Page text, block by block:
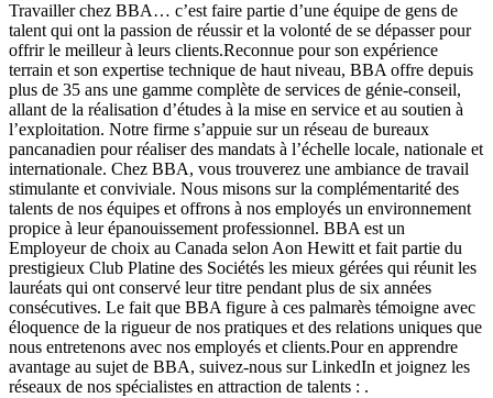
Travailler chez BBA… c’est faire partie d’une équipe de gens de
talent qui ont la passion de réussir et la volonté de se dépasser pour
offrir le meilleur à leurs clients.Reconnue pour son expérience
terrain et son expertise technique de haut niveau, BBA offre depuis
plus de 35 ans une gamme complète de services de génie-conseil,
allant de la réalisation d’études à la mise en service et au soutien à
l’exploitation. Notre firme s’appuie sur un réseau de bureaux
pancanadien pour réaliser des mandats à l’échelle locale, nationale et
internationale. Chez BBA, vous trouverez une ambiance de travail
stimulante et conviviale. Nous misons sur la complémentarité des
talents de nos équipes et offrons à nos employés un environnement
propice à leur épanouissement professionnel. BBA est un
Employeur de choix au Canada selon Aon Hewitt et fait partie du
prestigieux Club Platine des Sociétés les mieux gérées qui réunit les
lauréats qui ont conservé leur titre pendant plus de six années
consécutives. Le fait que BBA figure à ces palmarès témoigne avec
éloquence de la rigueur de nos pratiques et des relations uniques que
nous entretenons avec nos employés et clients.Pour en apprendre
avantage au sujet de BBA, suivez-nous sur LinkedIn et joignez les
réseaux de nos spécialistes en attraction de talents : .